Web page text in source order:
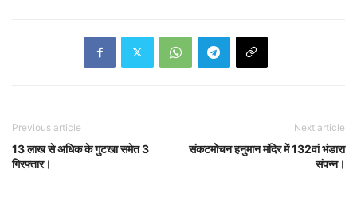
Previous article
13 लाख से अधिक के गुटखा समेत 3
गिरफ्तार।
Next article
संकटमोचन हनुमान मंदिर में 132वां भंडारा
संपन्न।